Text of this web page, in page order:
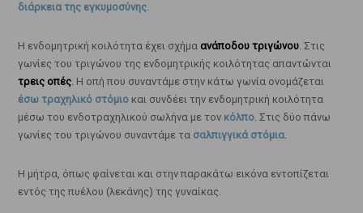
διάρκεια της εγκυμοσύνης.
Η ενδομητρική κοιλότητα έχει σχήμα ανάποδου τριγώνου. Στις
γωνίες του τριγώνου της ενδομητρικής κοιλότητας απαντώνται
τρεις οπές. Η οπή που συναντάμε στην κάτω γωνία ονομάζεται
έσω τραχηλικό στόμιοκαι συνδέει την ενδομητρική κοιλότητα
μέσω του ενδοτραχηλικού σωλήνα με τον κόλπο. Στις δύο πάνω
γωνίες του τριγώνου συναντάμε τα σαλπιγγικά στόμια.
Η μήτρα, όπως φαίνεται και στην παρακάτω εικόνα εντοπίζεται
εντός της πυέλου (λεκάνης) της γυναίκας.